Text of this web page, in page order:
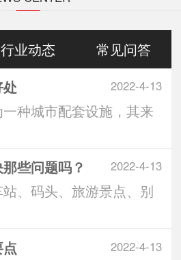
行业动态 常见问答
2022-4-13
种城市配套设施，其来
2022-4-13
些问题吗？
、码头、旅游景点、别
2022-4-13